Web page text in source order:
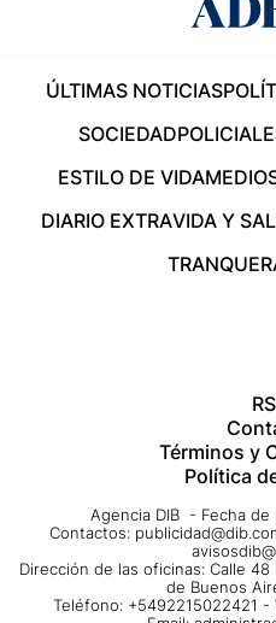
ÚLTIMAS NOTICIAS
SOCIEDAD
ESTILO DE VIDA
DIARIO EXTRAVIDA Y
Términos y
Política
Agencia DIB - Fecha de
Contactos:
Dirección de las oficinas: Calle
de Buenos
Teléfono: +5492215022421 -